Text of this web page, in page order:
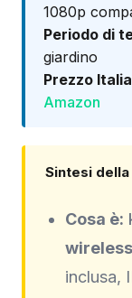
1080p
Periodo di
giardino
Prezzo
Amazon
Sintesi
Cosa è:
inclusa,